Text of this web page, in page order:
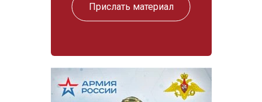
Прислать материал